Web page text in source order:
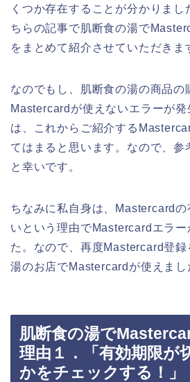
くつか存在することが分かりまし
ちらの記事で肌断食の湯で
をまとめて紹介させていただきま
なのでもし、肌断食の湯の商品の
Mastercardが使えないエラーが
は、これからご紹介する
てはまると思います。なので、参
と幸いです。
ちなみに私自身は、Mastercard
いという理由でMastercardエラー
た。なので、再度Mastercard登
湯のお店でMastercardが使えまし
肌断食の湯で
理由１．「有効期限が
かをチェックする！」